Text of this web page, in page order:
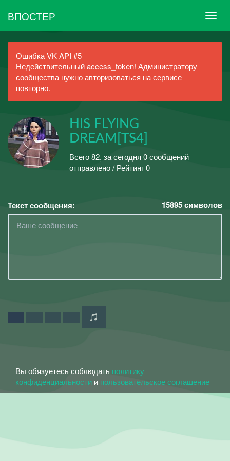
ВПОСТЕР
Ошибка VK API #5
Недействительный access_token! Администратору
сообщества нужно авторизоваться на сервисе
повторно.
HIS FLYING
DREAM[TS4]
Всего 82, за сегодня 0 сообщений
отправлено / Рейтинг 0
Текст сообщения: 15895символов
Вы обязуетесь соблюдать политику
конфиденциальности и пользовательское соглашение